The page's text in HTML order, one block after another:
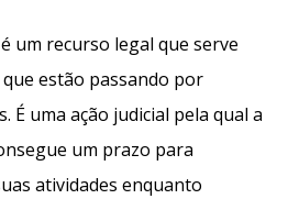
um recurso legal que serve
que estão passando por
É uma ação judicial pela qual a
um prazo para
atividades enquanto